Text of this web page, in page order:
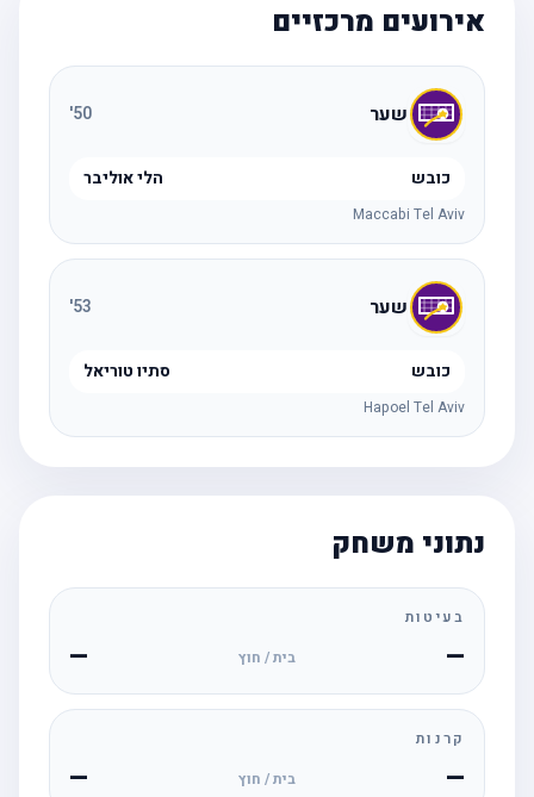
אירועים מרכזיים
שער 50
'
כובש הלי אוליבר
Maccabi Tel Aviv
שער 53
'
כובש סתיו טוריאל
Hapoel Tel Aviv
נתוני משחק
בעיטות
— בית / חוץ —
קרנות
— בית / חוץ —